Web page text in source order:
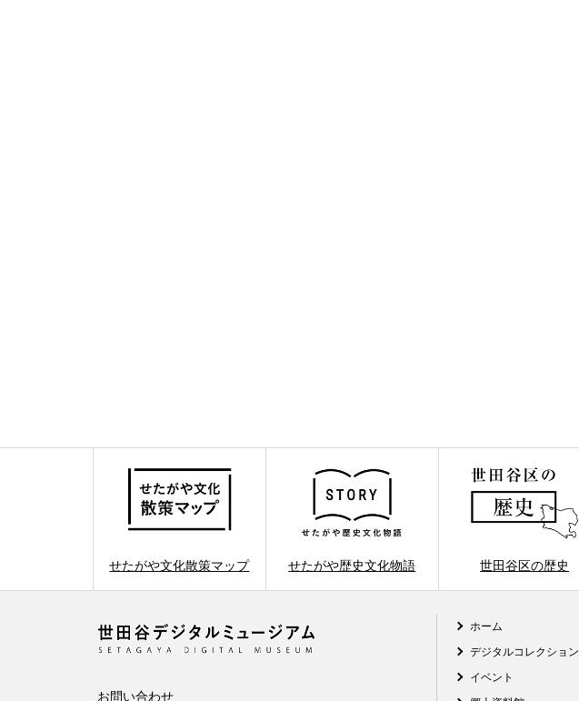
せたがや文化散策マップ せたがや歴史文化物語 世田谷区の歴史
お問い合わせ
ホーム
デジタルコレクション
イベント